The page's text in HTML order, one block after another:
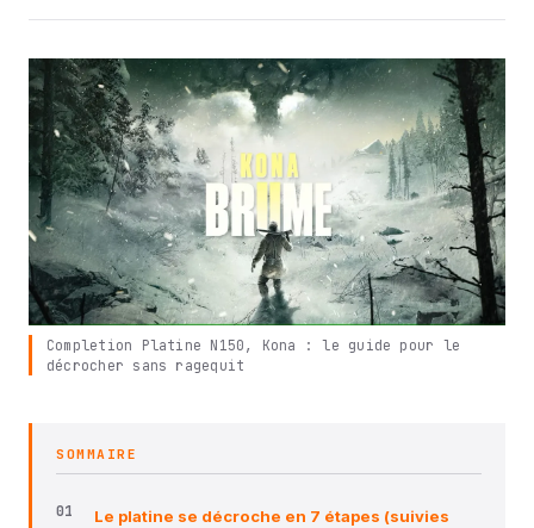
Completion Platine N150, Kona : le guide pour le
décrocher sans ragequit
SOMMAIRE
Le platine se décroche en 7 étapes (suivies